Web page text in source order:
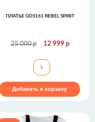
Spirit
ПЛАТЬЕ GDS161 REBEL SPIRIT
25 000р 12 999 р
Платье GDS161
L
Добавить в корзину